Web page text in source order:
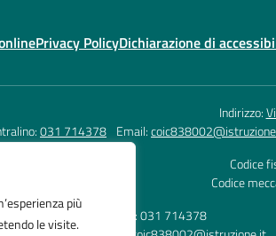
più
le visite.
Privacy PolicyDichiarazione di
Indirizzo:
031 714378 Email:
Codice
Codice
Telefono: 031 714378